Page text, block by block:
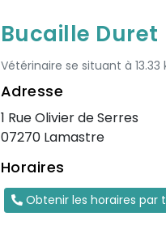
Bucaille Duret
Vétérinaire se situant à
Adresse
1 Rue Olivier de Serres
07270 Lamastre
Horaires
Obtenir les horaires par